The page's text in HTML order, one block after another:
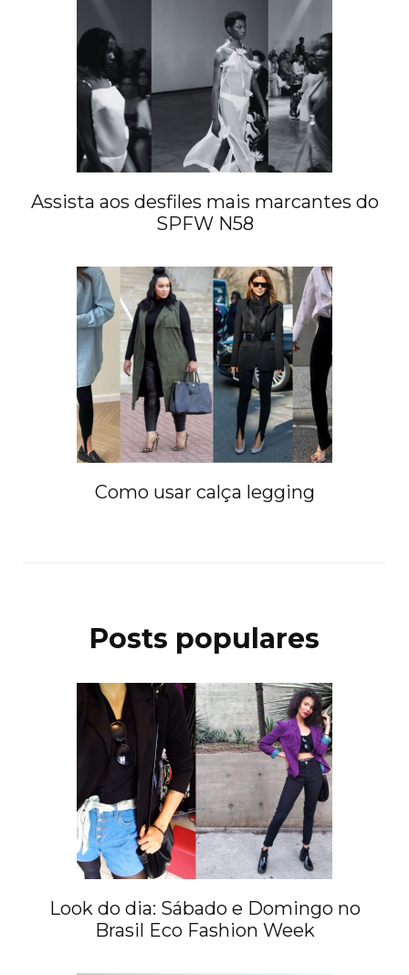
Assista aos desfiles mais marcantes do
SPFW N58
Como usar calça legging
Posts populares
Look do dia: Sábado e Domingo no
Brasil Eco Fashion Week